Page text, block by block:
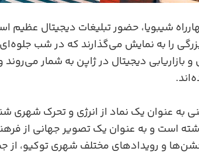
را به نمایش می‌گذارند که در شب
بازاریابی دیجیتال در ژاپن به شمار
به عنوان یک نماد از انرژی و تحرک
است و به عنوان یک تصویر جهانی از
و رویدادهای مختلف شهری توکیو،